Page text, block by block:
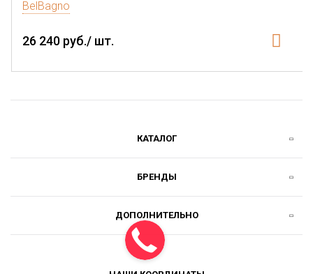
BelBagno
26 240 руб./ шт.
КАТАЛОГ
БРЕНДЫ
ДОПОЛНИТЕЛЬНО